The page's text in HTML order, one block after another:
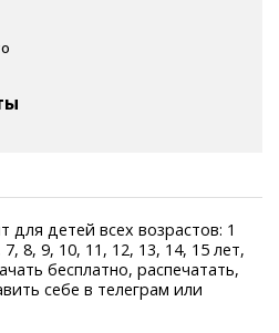
детей всех возрастов: 1
8, 9, 10, 11, 12, 13, 14, 15 лет,
бесплатно, распечатать,
себе в телеграм или